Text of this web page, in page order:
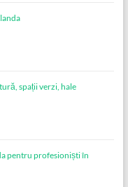
spații verzi, hale
pentru profesioniști în